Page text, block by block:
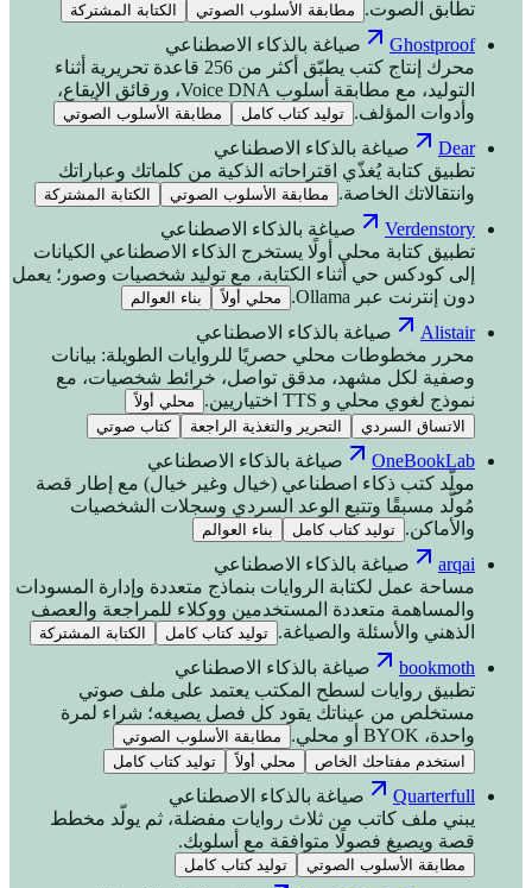
تطابق الصوت. مطابقة الأسلوب الصوتي الكتابة المشتركة
Ghostproof
صياغة بالذكاء الاصطناعي
محرك إنتاج كتب يطبّق أكثر من 256 قاعدة تحريرية أثناء
التوليد، مع مطابقة أسلوب Voice DNA، ورقائق الإيقاع،
وأدوات المؤلف. توليد كتاب كامل مطابقة الأسلوب الصوتي
Dear
صياغة بالذكاء الاصطناعي
تطبيق كتابة يُغذّي اقتراحاته الذكية من كلماتك وعباراتك
وانتقالاتك الخاصة.
مطابقة الأسلوب الصوتي الكتابة المشتركة
Verdenstory
صياغة بالذكاء الاصطناعي
تطبيق كتابة محلي أولًا يستخرج الذكاء الاصطناعي الكيانات
إلى كودكس حي أثناء الكتابة، مع توليد شخصيات وصور؛ يعمل
دون إنترنت عبر Ollama.
محلي أولاً بناء العوالم
Alistair
صياغة بالذكاء الاصطناعي
محرر مخطوطات محلي حصريًا للروايات الطويلة: بيانات
وصفية لكل مشهد، مدقق تواصل، خرائط شخصيات، مع
نموذج لغوي محلي و TTS اختياريين.
محلي أولاً
الاتساق السردي
التحرير والتغذية الراجعة كتاب صوتي
OneBookLab
صياغة بالذكاء الاصطناعي
مولّد كتب ذكاء اصطناعي (خيال وغير خيال) مع إطار قصة
مُولَّد مسبقًا وتتبع الوعد السردي وسجلات الشخصيات
والأماكن. توليد كتاب كامل بناء العوالم
arqai
صياغة بالذكاء الاصطناعي
مساحة عمل لكتابة الروايات بنماذج متعددة وإدارة المسودات
والمساهمة متعددة المستخدمين ووكلاء للمراجعة والعصف
الذهني والأسئلة والصياغة. توليد كتاب كامل الكتابة المشتركة
bookmoth
صياغة بالذكاء الاصطناعي
تطبيق روايات لسطح المكتب يعتمد على ملف صوتي
مستخلص من عيناتك يقود كل فصل يصيغه؛ شراء لمرة
واحدة، BYOK أو محلي.
مطابقة الأسلوب الصوتي
استخدم مفتاحك الخاص
محلي أولاً توليد كتاب كامل
Quarterfull
صياغة بالذكاء الاصطناعي
يبني ملف كاتب من ثلاث روايات مفضلة، ثم يولّد مخطط
قصة ويصيغ فصولًا متوافقة مع أسلوبك.
مطابقة الأسلوب الصوتي توليد كتاب كامل